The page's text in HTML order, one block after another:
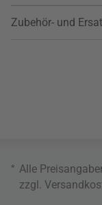
Zubehör- und
* Alle
zzgl.